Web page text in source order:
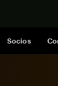
Socios